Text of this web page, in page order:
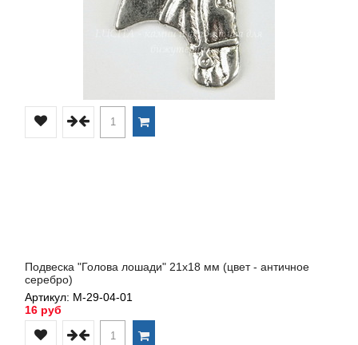
Подвеска "Голова лошади" 21х18 мм (цвет - античное
серебро)
Артикул: М-29-04-01
16 руб